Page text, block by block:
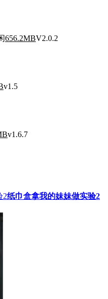
656.2MBV2.0.2
v1.5
v1.6.7
纸巾盒拿我的妹妹做实验2